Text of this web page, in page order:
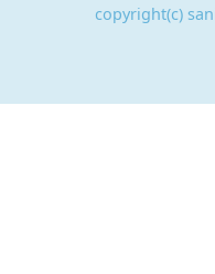
copyright(c)